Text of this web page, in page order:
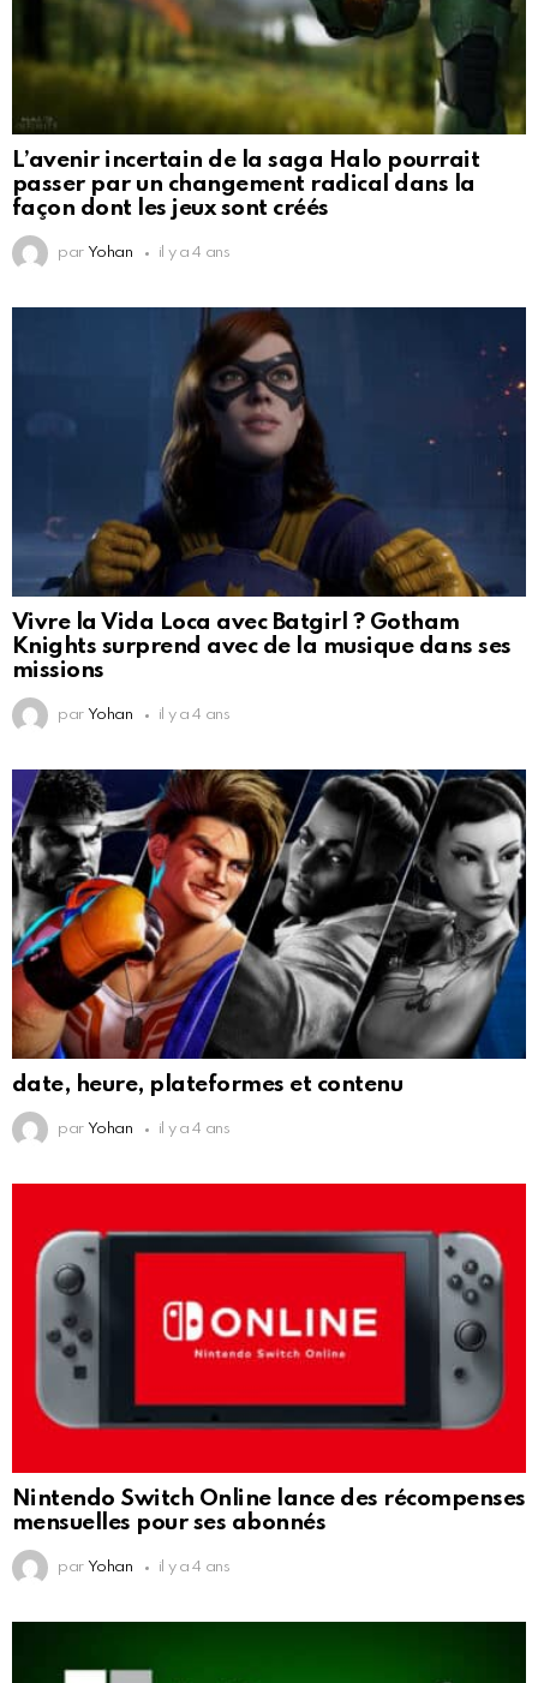
L’avenir incertain de la saga Halo pourrait
passer par un changement radical dans la
façon dont les jeux sont créés
par Yohan il y a 4 ans
Vivre la Vida Loca avec Batgirl ? Gotham
Knights surprend avec de la musique dans ses
missions
par Yohan il y a 4 ans
date, heure, plateformes et contenu
par Yohan il y a 4 ans
Nintendo Switch Online lance des récompenses
mensuelles pour ses abonnés
par Yohan il y a 4 ans